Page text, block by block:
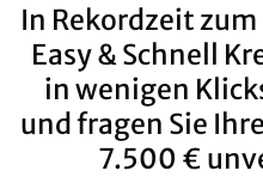
In Rekordzeit
Easy & Schnell
in wenigen
und fragen Sie
7.500 €